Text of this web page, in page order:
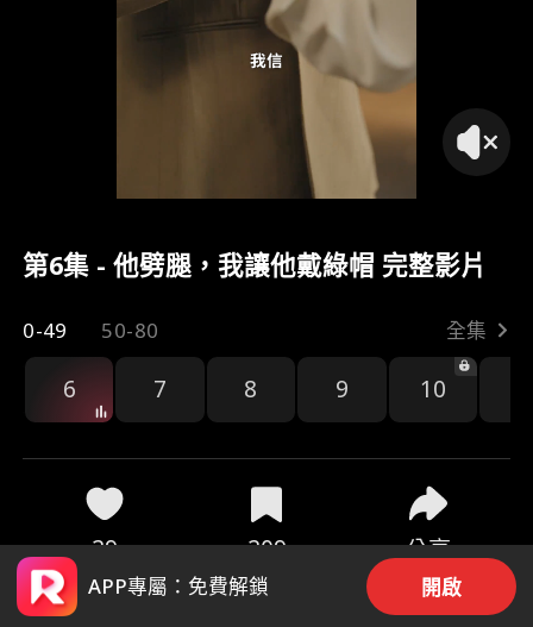
我信
第6集 - 他劈腿，我讓他戴綠帽 完整影片
0-49 50-80 全集
6 7 8 9 10
29 209 分享
APP專屬：免費解鎖 開啟